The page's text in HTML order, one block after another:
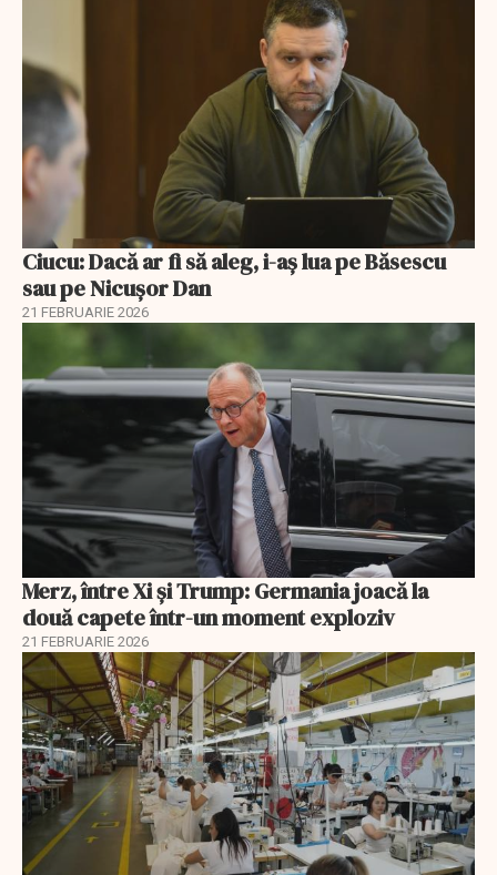
Ciucu: Dacă ar fi să aleg, i-aș lua pe Băsescu
sau pe Nicușor Dan
21 FEBRUARIE 2026
Merz, între Xi și Trump: Germania joacă la
două capete într-un moment exploziv
21 FEBRUARIE 2026